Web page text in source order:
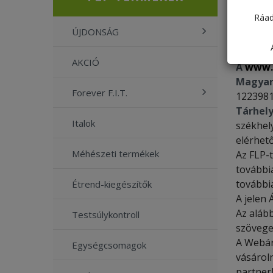
ÚJDONSÁG
AKCIÓ
Forever F.I.T.
Italok
Méhészeti termékek
Étrend-kiegészítők
Testsúlykontroll
Egységcsomagok
A
Az
A jelen
Az
A